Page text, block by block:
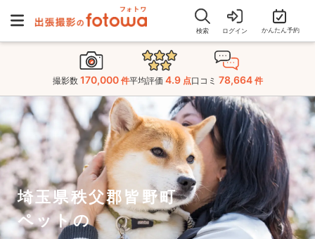
検索 ログイン かんたん予約
撮影数 170,000 件平均評価 4.9 点口コミ 78,664 件
埼玉県秩父郡皆野町
ペットの